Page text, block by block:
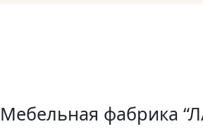
Мебельная фабрика